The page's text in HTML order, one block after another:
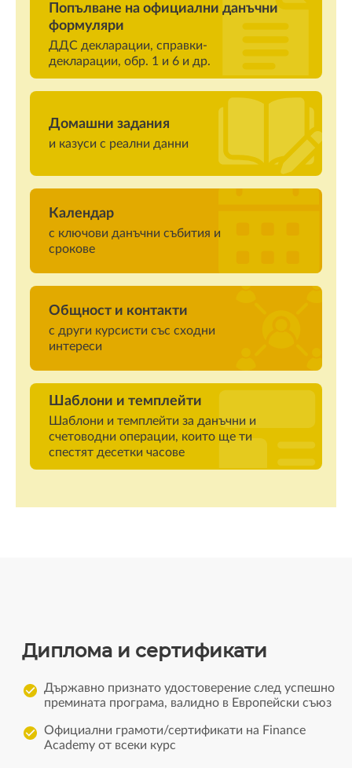
Попълване на официални данъчни
формуляри
ДДС декларации, справки-
декларации, обр. 1 и 6 и др.
Домашни задания
и казуси с реални данни
Календар
с ключови данъчни събития и
срокове
Общност и контакти
с други курсисти със сходни
интереси
Шаблони и темплейти
Шаблони и темплейти за данъчни и
счетоводни операции, които ще ти
спестят десетки часове
Диплома и сертификати
Държавно признато удостоверение след успешно
премината програма, валидно в Европейски съюз
Официални грамоти/сертификати на Finance
Academy от всеки курс